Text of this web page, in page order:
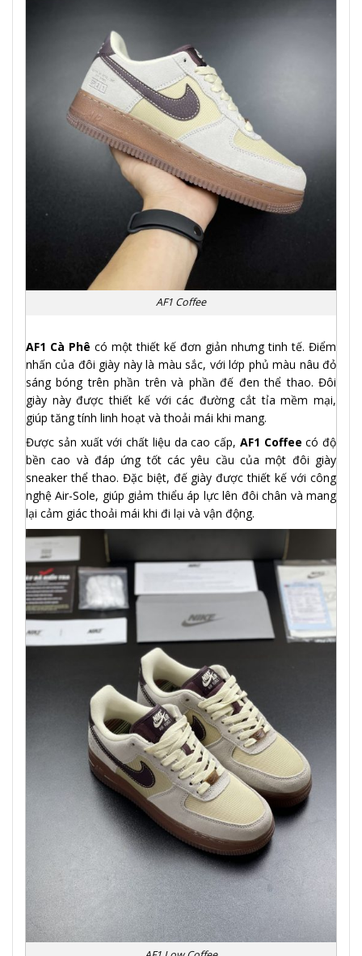
AF1 Coffee
AF1 Cà Phê có một thiết kế đơn giản nhưng tinh tế. Điểm
nhấn của đôi giày này là màu sắc, với lớp phủ màu nâu đỏ
sáng bóng trên phần trên và phần đế đen thể thao. Đôi
giày này được thiết kế với các đường cắt tỉa mềm mại,
giúp tăng tính linh hoạt và thoải mái khi mang.
Được sản xuất với chất liệu da cao cấp, AF1 Coffee có độ
bền cao và đáp ứng tốt các yêu cầu của một đôi giày
sneaker thể thao. Đặc biệt, đế giày được thiết kế với công
nghệ Air-Sole, giúp giảm thiểu áp lực lên đôi chân và mang
lại cảm giác thoải mái khi đi lại và vận động.